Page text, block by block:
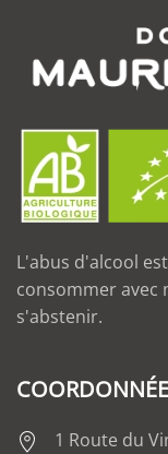
L'abus d'alcool
consommer avec
s'abstenir.
1 Route du